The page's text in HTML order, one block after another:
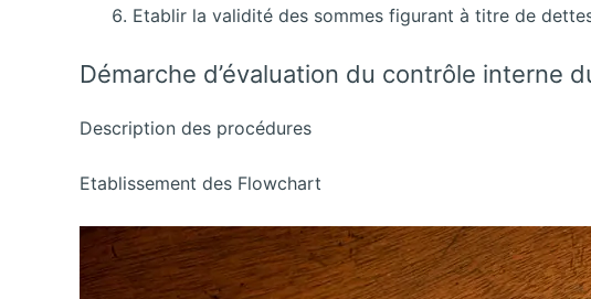
Etablir la validité des sommes figurant à titre de
Démarche d’évaluation du contrôle interne
Description des procédures
Etablissement des Flowchart